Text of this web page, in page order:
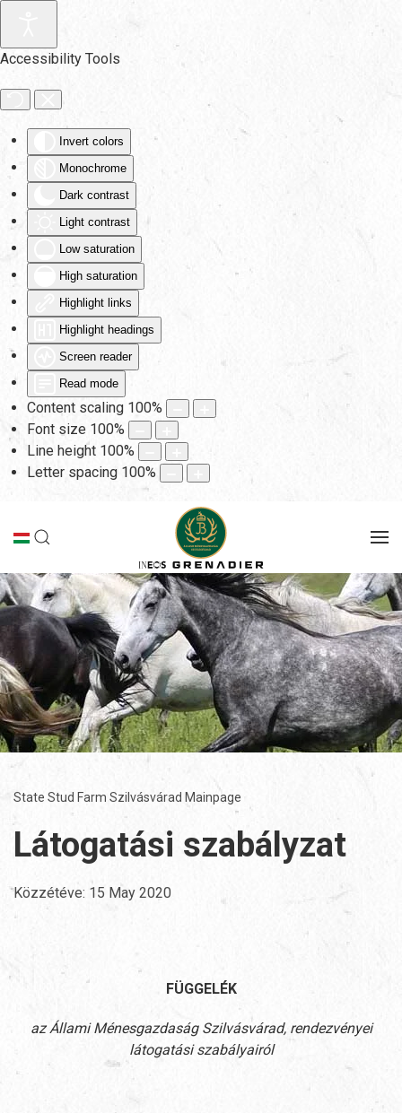
Accessibility Tools
Invert colors
Monochrome
Dark contrast
Light contrast
Low saturation
High saturation
Highlight links
Highlight headings
Screen reader
Read mode
Content scaling 100%
Font size 100%
Line height 100%
Letter spacing 100%
Skip to main content
State Stud Farm Szilvásvárad Mainpage
Látogatási szabályzat
Közzétéve: 15 May 2020
FÜGGELÉK
az Állami Ménesgazdaság Szilvásvárad, rendezvényei
látogatási szabályairól